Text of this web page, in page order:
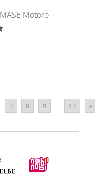
MASE Motoro
7 8 9 ... 17 »